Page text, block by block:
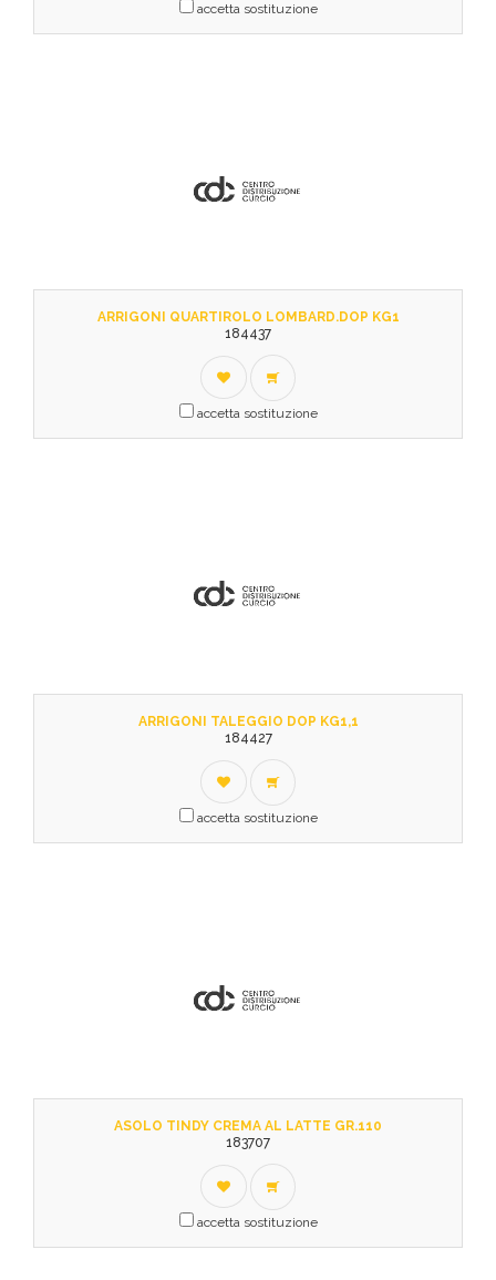
accetta sostituzione
ARRIGONI QUARTIROLO LOMBARD.DOP KG1
184437
accetta sostituzione
ARRIGONI TALEGGIO DOP KG1,1
184427
accetta sostituzione
ASOLO TINDY CREMA AL LATTE GR.110
183707
accetta sostituzione